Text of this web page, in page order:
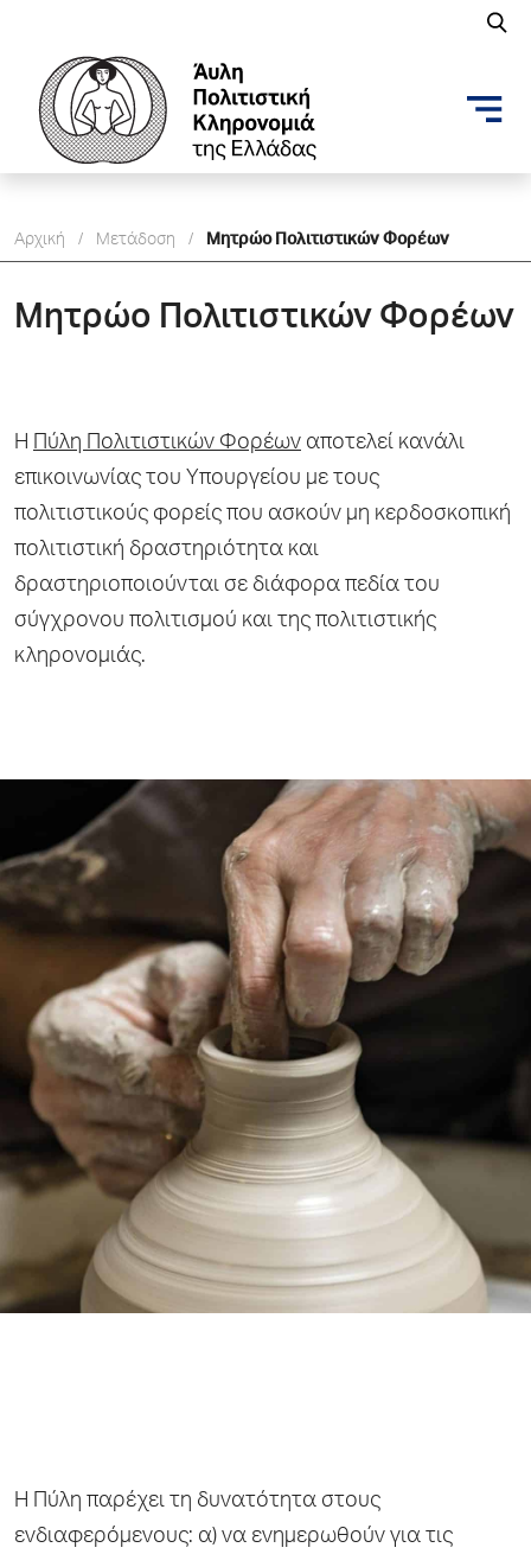
Αρχική / Μετάδοση / Μητρώο Πολιτιστικών Φορέων
Μητρώο Πολιτιστικών Φορέων
Η Πύλη Πολιτιστικών Φορέων αποτελεί κανάλι
επικοινωνίας του Υπουργείου με τους
πολιτιστικούς φορείς που ασκούν μη κερδοσκοπική
πολιτιστική δραστηριότητα και
δραστηριοποιούνται σε διάφορα πεδία του
σύγχρονου πολιτισμού και της πολιτιστικής
κληρονομιάς.
Η Πύλη παρέχει τη δυνατότητα στους
ενδιαφερόμενους: α) να ενημερωθούν για τις